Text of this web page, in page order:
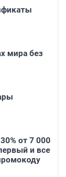
мира без
от 7 000
и все